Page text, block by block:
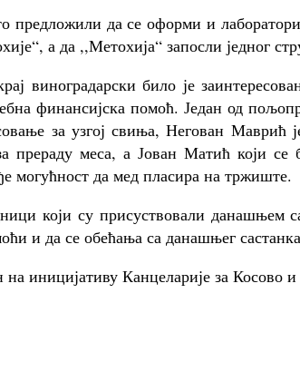
предложили да се оформи и
а да ,,Метохија“ запосли једног
виноградарски било је
финансијска помоћ. Један од
за узгој свиња, Негован
прераду меса, а Јован Матић који се
могућност да мед пласира на тржиште.
који су присуствовали данашњем
и да се обећања са данашњег
на иницијативу Канцеларије за Косово